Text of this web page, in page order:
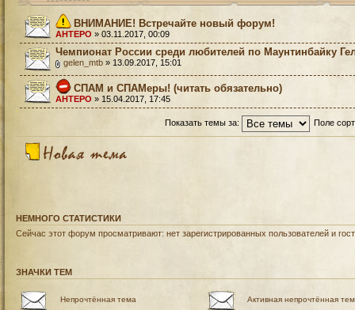
ВНИМАНИЕ! Встречайте новый форум!
AHTEPO » 03.11.2017, 00:09
Чемпионат России среди любителей по Маунтинбайку
gelen_mtb » 13.09.2017, 15:01
СПАМ и СПАМеры! (читать обязательно)
AHTEPO » 15.04.2017, 17:45
Показать темы за: Поле
НЕМНОГО СТАТИСТИКИ
Сейчас этот форум просматривают: нет зарегистрированных пользователей и
ЗНАЧКИ ТЕМ
Непрочтённая тема Активная непрочтённая